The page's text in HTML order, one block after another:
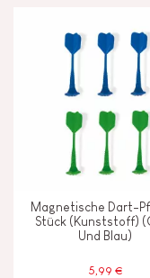
Magnetische Dart-
Stück (Kunststoff)
Und Blau)
5,99 €